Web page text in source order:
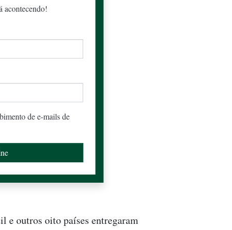
acontecendo!
de e-mails de
e outros oito países entregaram